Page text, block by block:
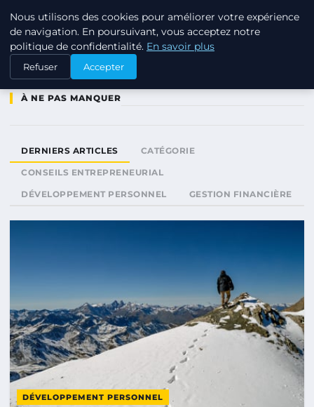
TUEZ-LES TOUS
À NE PAS MANQUER
DERNIERS ARTICLES CATÉGORIE
CONSEILS ENTREPRENEURIAL
DÉVELOPPEMENT PERSONNEL GESTION FINANCIÈRE
DÉVELOPPEMENT PERSONNEL
Nous utilisons des cookies pour améliorer votre expérience
de navigation. En poursuivant, vous acceptez notre
politique de confidentialité. En savoir plus
Refuser Accepter